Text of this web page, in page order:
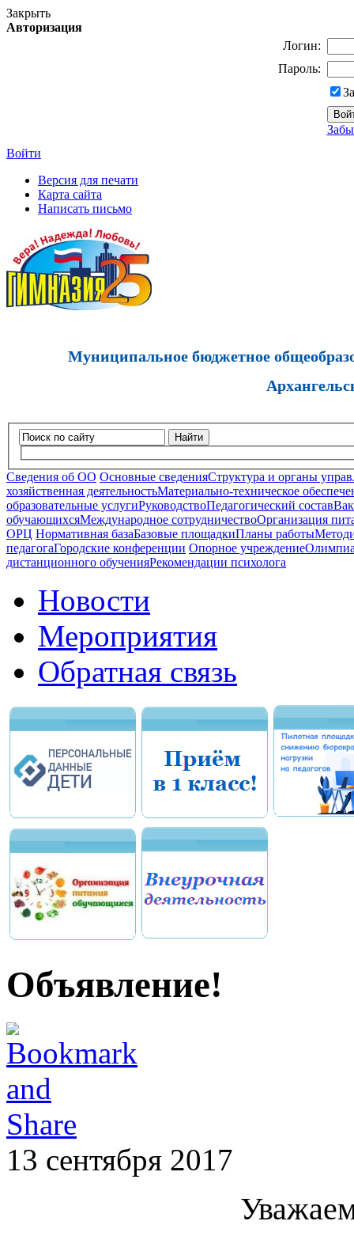
Закрыть
Авторизация
Логин:
Пароль:
Войти
Версия для печати
Карта сайта
Написать письмо
Муниципальное бюджетное
Найти
Сведения об ОО Основные сведенияСтруктура и органы
хозяйственная деятельностьМатериально-техническое
образовательные услугиРуководствоПедагогический состав
обучающихсяМеждународное сотрудничествоОрганизация
ОРЦ Нормативная базаБазовые площадкиПланы работы
педагогаГородские конференции Опорное учреждение
дистанционного обученияРекомендации психолога
Новости
Мероприятия
Обратная связь
Объявление!
13 сентября 2017